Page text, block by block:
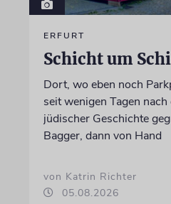
ERFURT
Schicht um
Dort, wo eben noch
seit wenigen Tagen
jüdischer Geschichte
Bagger, dann von Hand
von Katrin Richter
05.08.2026